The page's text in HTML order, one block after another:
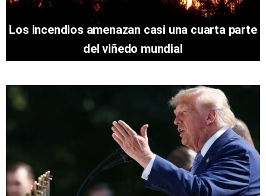
Los incendios amenazan casi una cuarta parte
del viñedo mundial